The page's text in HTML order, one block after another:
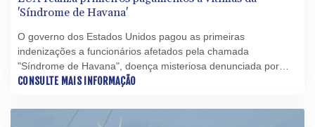
'Síndrome de Havana'
O governo dos Estados Unidos pagou as primeiras
indenizações a funcionários afetados pela chamada
"Síndrome de Havana", doença misteriosa denunciada por
diplomatas americanos na capital cubana.
CONSULTE MAIS INFORMAÇÃO